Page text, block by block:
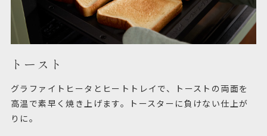
トースト
グラファイトヒータとヒートトレイで、トーストの両面を
高温で素早く焼き上げます。トースターに負けない仕上が
りに。